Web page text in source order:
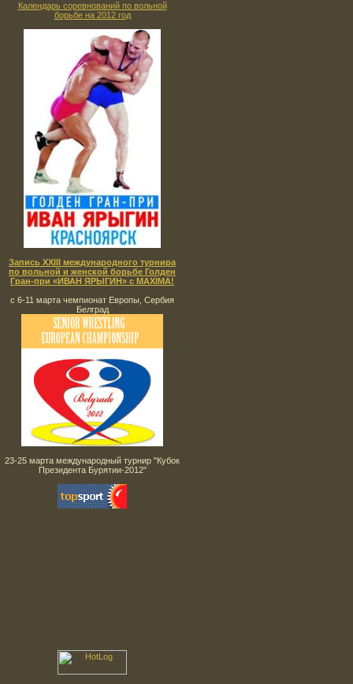
Календарь соревнований по вольной
борьбе на 2012 год
Запись XXIII международного турнира
по вольной и женской борьбе Голден
Гран-при «ИВАН ЯРЫГИН» с MAXIMA!
с 6-11 марта чемпионат Европы, Сербия
Белград
23-25 марта международный турнир "Кубок
Президента Бурятии-2012"